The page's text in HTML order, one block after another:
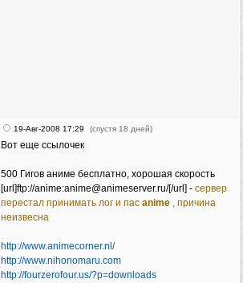
19-Авг-2008 17:29 (спустя 18 дней)
Вот еще ссылочек
500 Гигов аниме бесплатно, хорошая скорость
[url]ftp://anime:anime@animeserver.ru/[/url] - сервер
перестал принимать лог и пас anime , причина
неизвесна
http://www.animecorner.nl/
http://www.nihonomaru.com
http://fourzerofour.us/?p=downloads